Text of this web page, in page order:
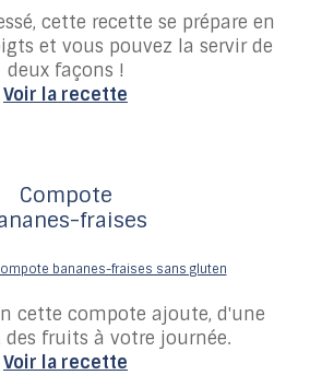
cette recette se prépare en
et vous pouvez la servir de
deux façons !
Voir la recette
Compote
fraises
cette compote ajoute, d'une
des fruits à votre journée.
Voir la recette